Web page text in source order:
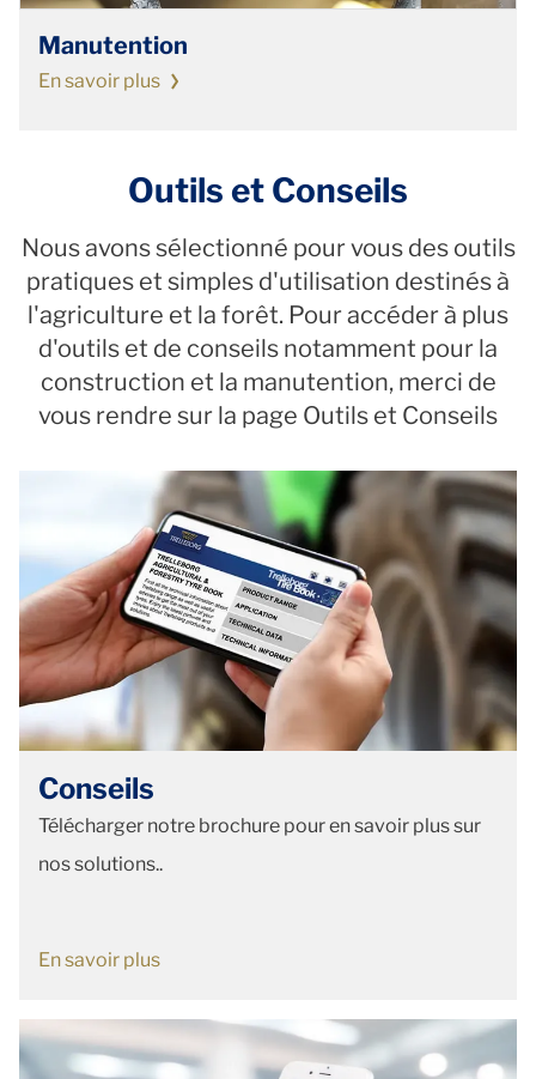
Manutention
En savoir plus
Outils et Conseils
Nous avons sélectionné pour vous des outils
pratiques et simples d'utilisation destinés à
l'agriculture et la forêt. Pour accéder à plus
d'outils et de conseils notamment pour la
construction et la manutention, merci de
vous rendre sur la page Outils et Conseils
Conseils
Télécharger notre brochure pour en savoir plus sur
nos solutions..
En savoir plus